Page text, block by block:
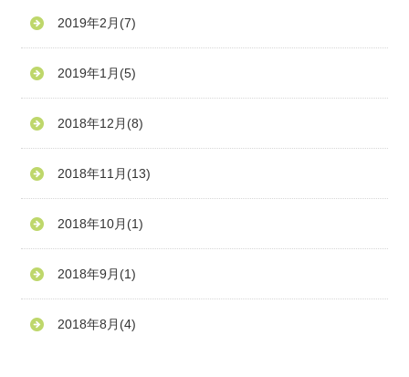
2019年2月 (7)
2019年1月 (5)
2018年12月 (8)
2018年11月 (13)
2018年10月 (1)
2018年9月 (1)
2018年8月 (4)